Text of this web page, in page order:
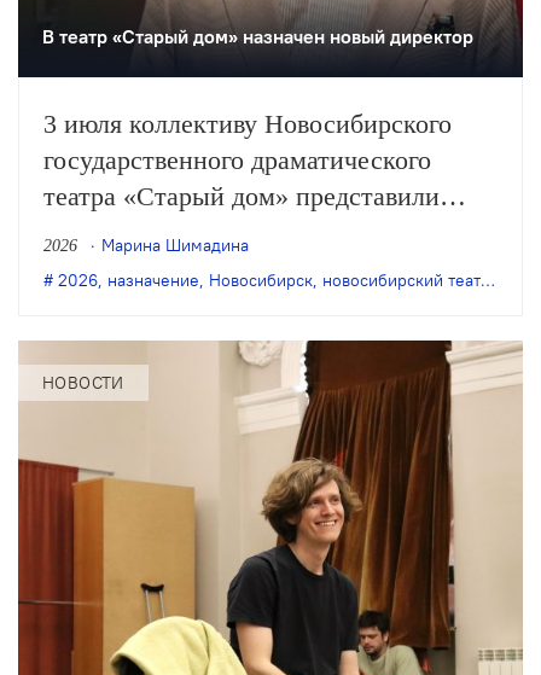
В театр «Старый дом» назначен новый директор
3 июля коллективу Новосибирского
государственного драматического
театра «Старый дом» представили
нового директора. Им стал Юрий
Яшкин, ранее работавший в
Новосибирской области.
2026
Марина Шимадина
2026, назначение, Новосибирск, новосибирский театр "Старый дом"
НОВОСТИ